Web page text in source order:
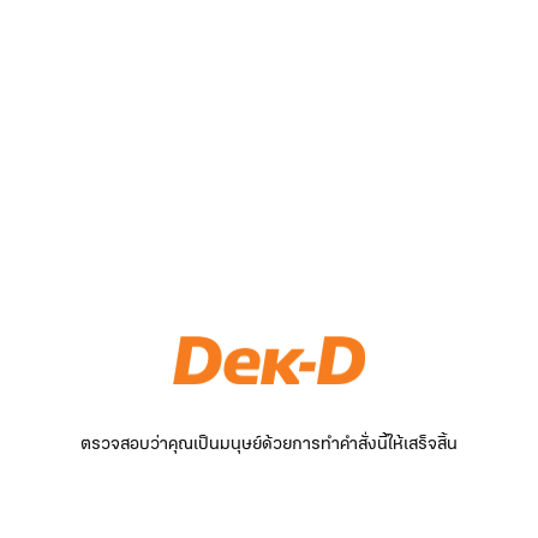
ตรวจสอบว่าคุณเป็นมนุษย์ด้วยการทำคำสั่งนี้ให้เสร็จสิ้น